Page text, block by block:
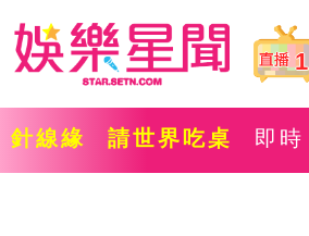
1
針線緣 請世界吃桌 即時